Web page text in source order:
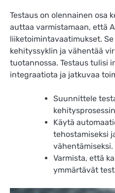
Testaus on olennainen osa
auttaa varmistamaan, että
liiketoimintavaatimukset.
kehityssyklin ja vähentää
tuotannossa. Testaus tulisi
integraatiota ja jatkuvaa
Suunnittele
Käytä
tehostamiseksi
vähentämiseksi.
Varmista, että
ymmärtävät